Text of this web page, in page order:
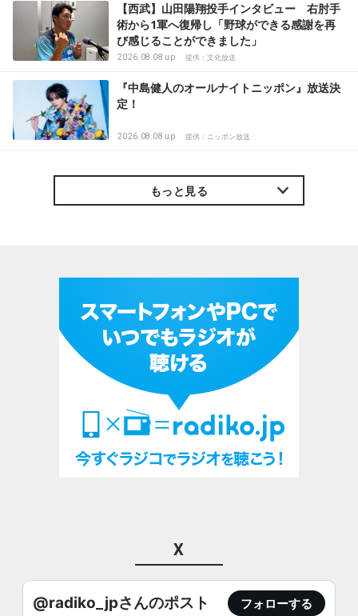
【西武】山田陽翔投手インタビュー 右肘手
術から1軍へ復帰し「野球ができる感謝を再
び感じることができました」
2026.08.08 up 提供：文化放送
『中島健人のオールナイトニッポン』放送決
定！
2026.08.08 up 提供：ニッポン放送
もっと見る
X
@radiko_jpさんのポスト フォローする